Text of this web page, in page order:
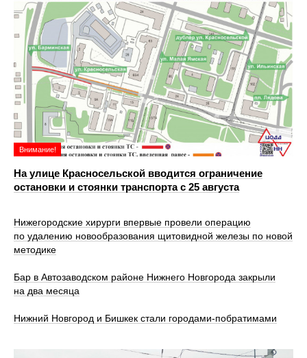
Внимание!
На улице Красносельской вводится ограничение
остановки и стоянки транспорта с 25 августа
Нижегородские хирурги впервые провели операцию
по удалению новообразования щитовидной железы по новой
методике
Бар в Автозаводском районе Нижнего Новгорода закрыли
на два месяца
Нижний Новгород и Бишкек стали городами-побратимами